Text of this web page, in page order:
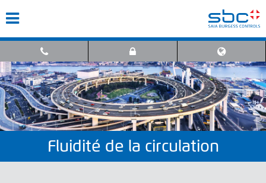
Fluidité de la circulation